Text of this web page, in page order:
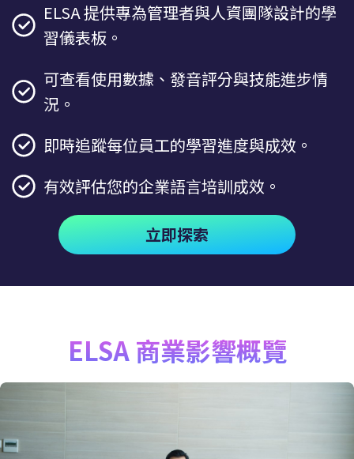
ELSA 提供專為管理者與人資團隊設計的學
習儀表板。
可查看使用數據、發音評分與技能進步情
況。
即時追蹤每位員工的學習進度與成效。
有效評估您的企業語言培訓成效。
立即探索
ELSA 商業影響概覽